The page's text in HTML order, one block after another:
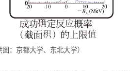
：京都大学、东北大学）